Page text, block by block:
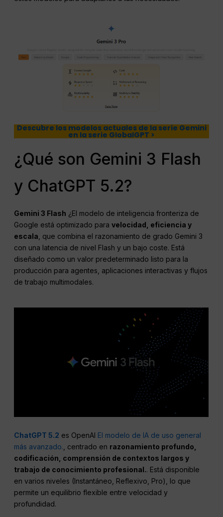
Descubre los modelos actuales de la serie Gemini
en la serie GlobalGPT >
¿Qué son Gemini 3 Flash
y ChatGPT 5.2?
Gemini 3 Flash ¿El modelo de inteligencia fronteriza de
Google está optimizado paravelocidad, eficiencia y
escala , que combina el razonamiento de grado Gemini 3
con una latencia de nivel Flash y un bajo coste. Está
diseñado como un valor predeterminado listo para la
producción para agentes, aplicaciones interactivas y flujos
de trabajo multimodales.
ChatGPT 5.2 es OpenAI El modelo de IA de uso general
más avanzado. , centrado en razonamiento profundo,
codificación, comprensión de contextos largos y
trabajo de conocimiento profesional.. Está disponible
en varios niveles (Instantáneo, Reflexivo, Pro), lo que
permite un equilibrio flexible entre velocidad y
profundidad.